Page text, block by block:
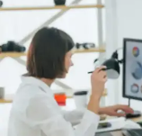
y
cuándo
necesitas
contratar
uno?